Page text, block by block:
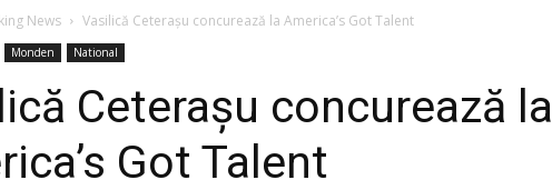
News Vasilică Ceterașu concurează la America’s Got Talent
Monden National
Ceterașu concurează la
Got Talent